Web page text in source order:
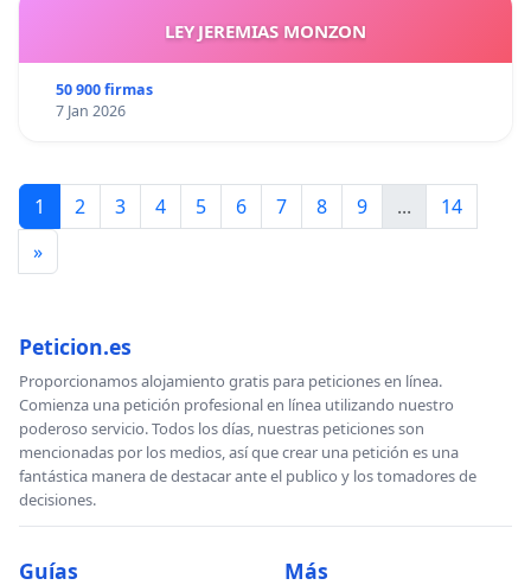
LEY JEREMIAS MONZON
50 900 firmas
7 Jan 2026
1 2 3 4 5 6 7 8 9 ...
14
»
Peticion.es
Proporcionamos alojamiento gratis para peticiones en línea.
Comienza una petición profesional en línea utilizando nuestro
poderoso servicio. Todos los días, nuestras peticiones son
mencionadas por los medios, así que crear una petición es una
fantástica manera de destacar ante el publico y los tomadores de
decisiones.
Guías Más